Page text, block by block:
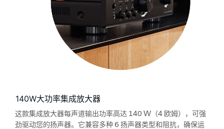
140W大功率集成放大器
这款集成放大器每声道输出功率高达 140 W（4 欧姆），可强
劲驱动您的扬声器。它兼容多种 6 扬声器类型和阻抗，确保运